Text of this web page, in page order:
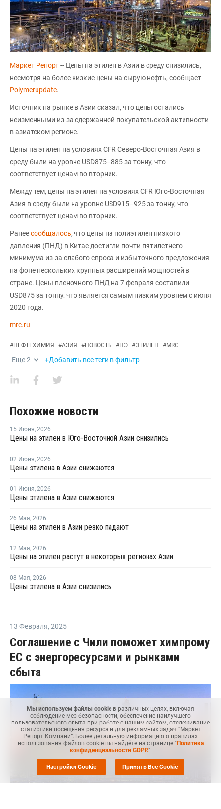
Маркет Репорт-- Цены на этилен в Азии в среду снизились,
несмотря на более низкие цены на сырую нефть, сообщает
Polymerupdate.
Источник на рынке в Азии сказал, что цены остались
неизменными из-за сдержанной покупательской активности
в азиатском регионе.
Цены на этилен на условиях CFR Северо-Восточная Азия в
среду были на уровне USD875–885 за тонну, что
соответствует ценам во вторник.
Между тем, цены на этилен на условиях CFR Юго-Восточная
Азия в среду были на уровне USD915–925 за тонну, что
соответствует ценам во вторник.
Ранеесообщалось, что цены на полиэтилен низкого
давления (ПНД) в Китае достигли почти пятилетнего
минимума из-за слабого спроса и избыточного предложения
на фоне нескольких крупных расширений мощностей в
стране. Цены пленочного ПНД на 7 февраля составили
USD875 за тонну, что является самым низким уровнем с июня
2020 года.
mrc.ru
#НЕФТЕХИМИЯ #АЗИЯ #НОВОСТЬ #ПЭ #ЭТИЛЕН #MRC
Еще2 +Добавить все теги в фильтр
Похожие новости
15 Июня, 2026
Цены на этилен в Юго-Восточной Азии снизились
02 Июня, 2026
Цены этилена в Азии снижаются
01 Июня, 2026
Цены этилена в Азии снижаются
26 Мая, 2026
Цены на этилен в Азии резко падают
12 Мая, 2026
Цены на этилен растут в некоторых регионах Азии
08 Мая, 2026
Цены этилена в Азии снизились
13 Февраля, 2025
Соглашение с Чили поможет химпрому
ЕС с энергоресурсами и рынками
сбыта
Мы используем файлы cookieв различных целях, включая
соблюдение мер безопасности, обеспечение наилучшего
пользовательского опыта при работе с нашим сайтом, отслеживание
статистики посещения ресурса и для рекламных задач “Маркет
Репорт Компани”. Более детальную информацию о правилах
использования файлов cookie вы найдёте на странице "Политика
конфиденциальности GDPR".
Настройки Cookie Принять Все Cookie